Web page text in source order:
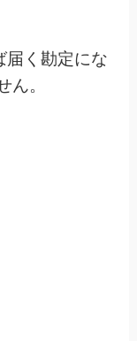
届く勘定にな
ん。